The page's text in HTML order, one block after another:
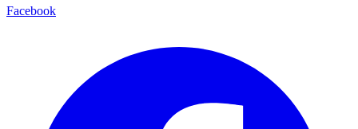
Facebook